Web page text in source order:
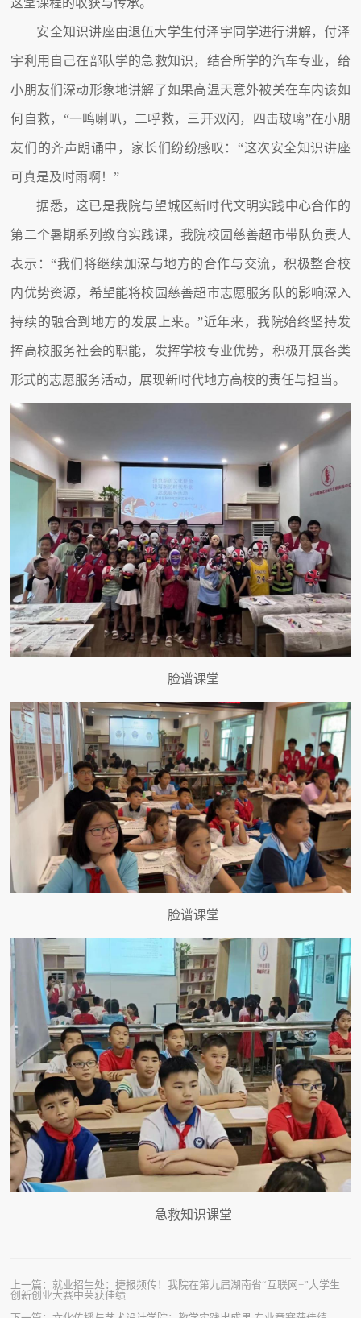
安全知识讲座由退伍大学生付泽宇同学进行讲解，付泽
宇利用自己在部队学的急救知识，结合所学的汽车专业，给
小朋友们深动形象地讲解了如果高温天意外被关在车内该如
何自救，“一鸣喇叭，二呼救，三开双闪，四击玻璃”在小朋
友们的齐声朗诵中，家长们纷纷感叹：“这次安全知识讲座
可真是及时雨啊！”
据悉，这已是我院与望城区新时代文明实践中心合作的
第二个暑期系列教育实践课，我院校园慈善超市带队负责人
表示：“我们将继续加深与地方的合作与交流，积极整合校
内优势资源，希望能将校园慈善超市志愿服务队的影响深入
持续的融合到地方的发展上来。”近年来，我院始终坚持发
挥高校服务社会的职能，发挥学校专业优势，积极开展各类
形式的志愿服务活动，展现新时代地方高校的责任与担当。
脸谱课堂
脸谱课堂
急救知识课堂
上一篇：就业招生处：捷报频传！我院在第九届湖南省“互联网+”大学生
创新创业大赛中荣获佳绩